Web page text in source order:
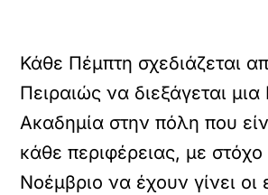
Κάθε Πέμπτη σχεδιάζεται
Πειραιώς να διεξάγεται μια
Ακαδημία στην πόλη που
κάθε περιφέρειας, με
Νοέμβριο να έχουν γίνει οι